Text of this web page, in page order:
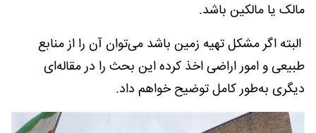
مالک یا مالکین باشد.
البته اگر مشکل تهیه زمین باشد می‌توان آن را از منابع
طبیعی و امور اراضی اخذ کرده این بحث را در مقاله‌ای
دیگری به‌طور کامل توضیح خواهم داد.